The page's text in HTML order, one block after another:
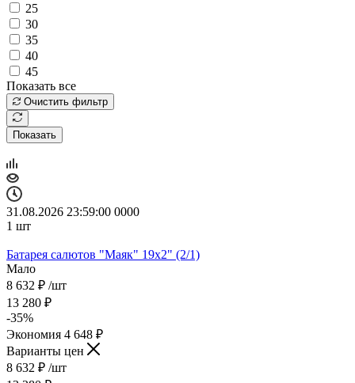
25
30
35
40
45
Показать все
Очистить фильтр
Показать
31.08.2026 23:59:00 0000
1 шт
Батарея салютов "Маяк" 19x2" (2/1)
Мало
8 632 ₽ /шт
13 280 ₽
-35%
Экономия 4 648 ₽
Варианты цен
8 632 ₽ /шт